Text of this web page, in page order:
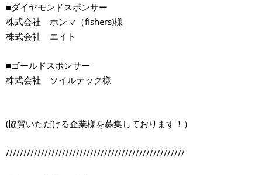
■ダイヤモンドスポンサー
株式会社 ホンマ（fishers)様
株式会社 エイト
■ゴールドスポンサー
株式会社 ソイルテック様
(協賛いただける企業様を募集しております！）
///////////////////////////////////////////////////